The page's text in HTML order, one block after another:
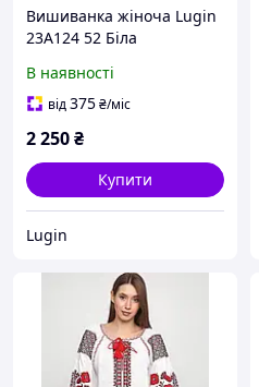
Вишиванка жіноча Lugin
23А124 52 Біла
В наявності
від375₴/міс
2 250₴
Купити
Lugin